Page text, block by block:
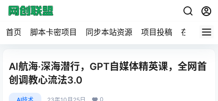
首页 脚本卡密项目 同步本站资源 项目投稿 在线工具
AI航海·深海潜行，GPT自媒体精英课，全网首
创调教心流法3.0
0